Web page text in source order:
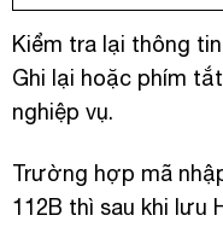
Kiểm tra lại thông
Ghi lại hoặc phím
nghiệp vụ.
Trường hợp mã
112B thì sau khi lưu